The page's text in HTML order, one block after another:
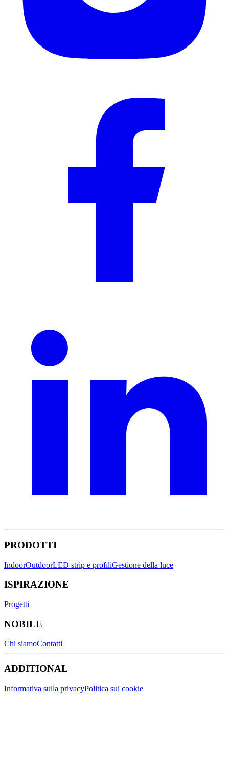
PRODOTTI
IndoorOutdoorLED strip e profiliGestione della luce
ISPIRAZIONE
Progetti
NOBILE
Chi siamoContatti
ADDITIONAL
Informativa sulla privacyPolitica sui cookie